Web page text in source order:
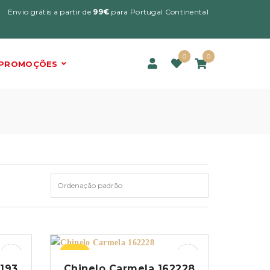
Envio grátis a partir de 99€ para Portugal Continental
0 0
–25%